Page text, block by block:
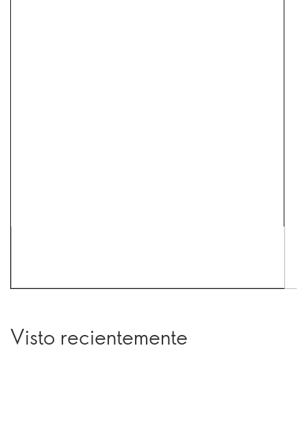
Visto recientemente